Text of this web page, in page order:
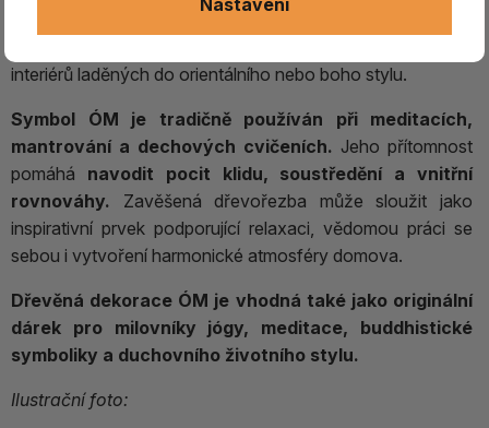
interiérů laděných do orientálního nebo boho stylu.
Symbol ÓM je tradičně používán při meditacích,
mantrování a dechových cvičeních. Jeho přítomnost
pomáhá navodit pocit klidu, soustředění a vnitřní
rovnováhy. Zavěšená dřevořezba může sloužit jako
inspirativní prvek podporující relaxaci, vědomou práci se
sebou i vytvoření harmonické atmosféry domova.
Dřevěná dekorace ÓM je vhodná také jako originální
dárek pro milovníky jógy, meditace, buddhistické
symboliky a duchovního životního stylu.
Ilustrační foto: